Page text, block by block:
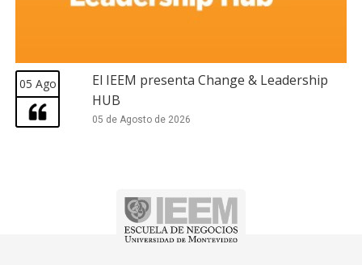
05 Ago
El IEEM presenta Change & Leadership
HUB
05 de Agosto de 2026